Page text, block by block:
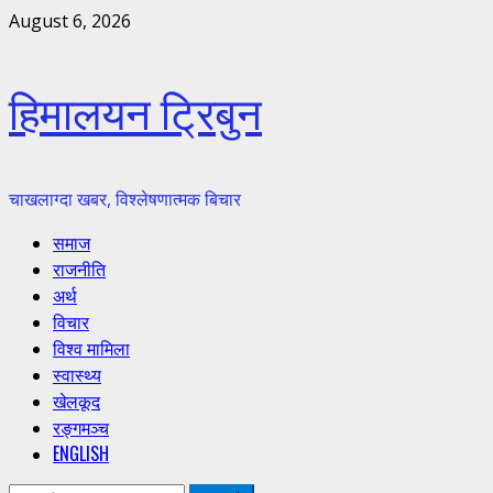
Skip
August 6, 2026
हिमालयन ट्रिबुन
चाखलाग्दा खबर, विश्लेषणात्मक बिचार
Primary
Menu
समाज
राजनीति
अर्थ
विचार
विश्व मामिला
स्वास्थ्य
खेलकूद
रङ्गमञ्च
ENGLISH